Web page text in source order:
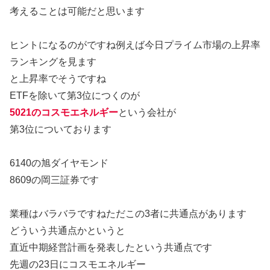
考えることは可能だと思います
ヒントになるのがですね例えば今日プライム市場の上昇率
ランキングを見ます
と上昇率でそうですね
ETFを除いて第3位につくのが
5021のコスモエネルギーという会社が
第3位についております
6140の旭ダイヤモンド
8609の岡三証券です
業種はバラバラですねただこの3者に共通点があります
どういう共通点かというと
直近中期経営計画を発表したという共通点です
先週の23日にコスモエネルギー